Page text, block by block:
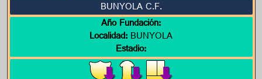
BUNYOLA C.F.
Año Fundación:
Localidad:BUNYOLA
Estadio: